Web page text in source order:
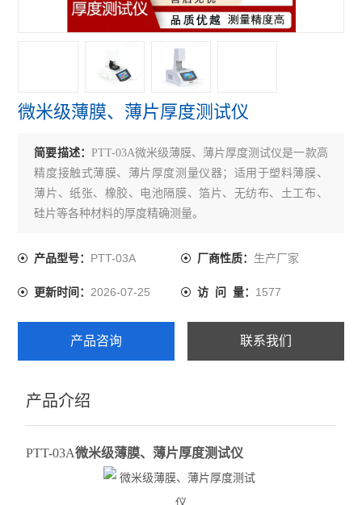
微米级薄膜、薄片厚度测试仪
简要描述： PTT-03A微米级薄膜、薄片厚度测试仪是一款高
精度接触式薄膜、薄片厚度测量仪器；适用于塑料薄膜、
薄片、纸张、橡胶、电池隔膜、箔片、无纺布、土工布、
硅片等各种材料的厚度精确测量。
产品型号： PTT-03A 厂商性质： 生产厂家
更新时间：2026-07-25 访 问 量： 1577
产品咨询 联系我们
产品介绍
PTT-03A微米级薄膜、薄片厚度测试仪